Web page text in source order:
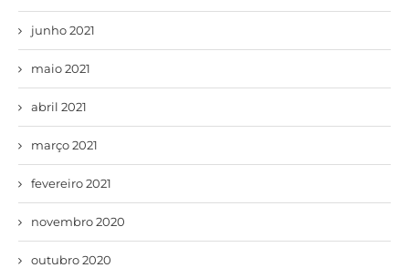
junho 2021
maio 2021
abril 2021
março 2021
fevereiro 2021
novembro 2020
outubro 2020